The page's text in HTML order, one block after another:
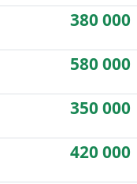
380 000
580 000
350 000
420 000